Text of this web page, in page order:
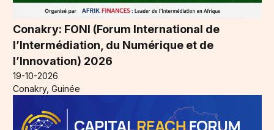
Conakry: FONI (Forum International de
l’Intermédiation, du Numérique et de
l’Innovation) 2026
19-10-2026
Conakry, Guinée